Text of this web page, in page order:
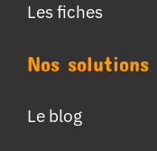
Les fiches
Nos solutions
Le blog